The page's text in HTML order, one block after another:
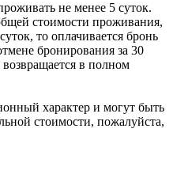
не менее 5 суток.
стоимости проживания,
то оплачивается бронь
бронирования за 30
возвращается в полном
характер и могут быть
стоимости, пожалуйста,